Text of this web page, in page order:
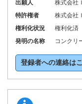
出願人
株式会社
特許権者
株式会社
権利化状況
権利化済
発明の名称
コンクリ
登録者への連絡は